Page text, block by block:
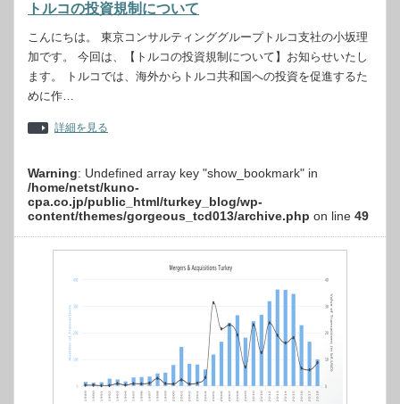
トルコの投資規制について
こんにちは。 東京コンサルティンググループトルコ支社の小坂理
加です。 今回は、【トルコの投資規制について】お知らせいたし
ます。 トルコでは、海外からトルコ共和国への投資を促進するた
めに作…
詳細を見る
Warning: Undefined array key "show_bookmark" in
/home/netst/kuno-
cpa.co.jp/public_html/turkey_blog/wp-
content/themes/gorgeous_tcd013/archive.php on line 49